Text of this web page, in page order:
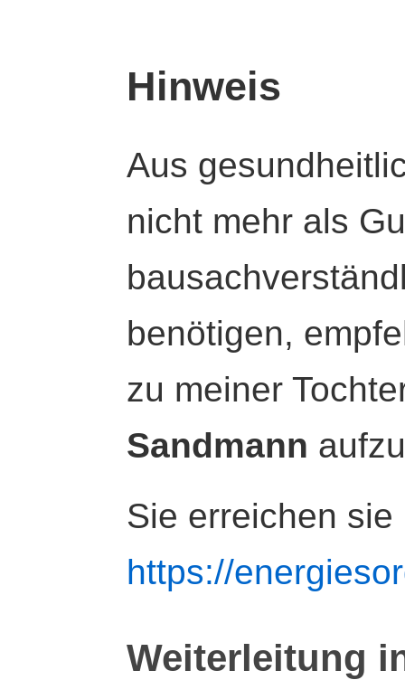
Hinweis
Aus
nicht mehr als
benötigen,
zu meiner
Sandmann
Sie erreichen sie
https://
Weiterleitung